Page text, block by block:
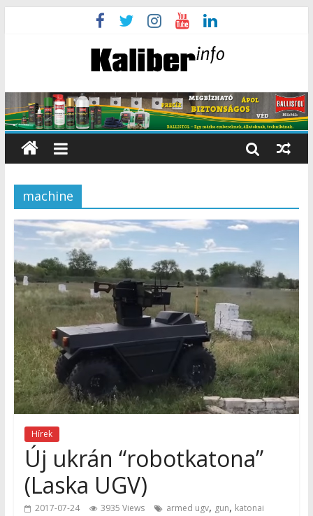
machine
Hírek
Új ukrán “robotkatona”
(Laska UGV)
2017-07-24 3935 Views armed ugv, gun, katonai